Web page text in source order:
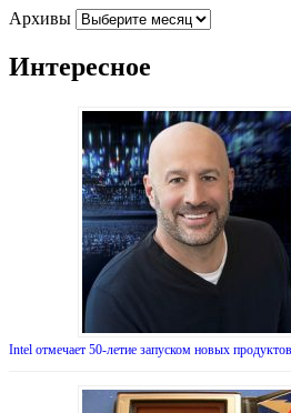
Архивы
Интересное
Intel отмечает 50-летие запуском новых